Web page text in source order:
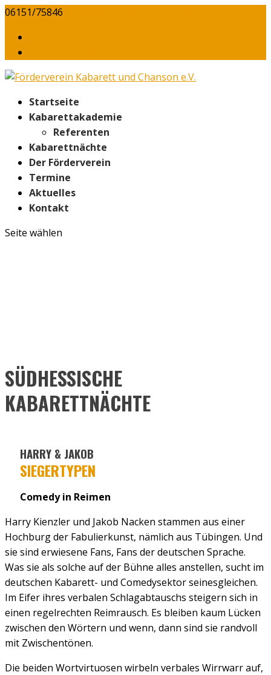
06151/75846
Start­sei­te
Kabarett­akademie
Refe­ren­ten
Kaba­rett­näch­te
Der För­der­ver­ein
Ter­mi­ne
Aktu­el­les
Kon­takt
Seite wählen
SÜDHESSISCHE
KABARETTNÄCHTE
HARRY & JAKOB
SIEGERTYPEN
Comedy in Reimen
Harry Kienzler und Jakob Nacken stammen aus einer
Hochburg der Fabulierkunst, nämlich aus Tübingen. Und
sie sind erwiesene Fans, Fans der deutschen Sprache.
Was sie als solche auf der Bühne alles anstellen, sucht im
deutschen Kabarett- und Comedysektor seinesgleichen.
Im Eifer ihres verbalen Schlagabtauschs steigern sich in
einen regelrechten Reimrausch. Es bleiben kaum Lücken
zwischen den Wörtern und wenn, dann sind sie randvoll
mit Zwischentönen.
Die beiden Wortvirtuosen wirbeln verbales Wirrwarr auf,